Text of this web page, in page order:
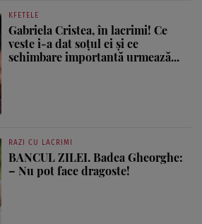
KFETELE
Gabriela Cristea, în lacrimi! Ce
veste i-a dat soțul ei și ce
schimbare importantă urmează...
RAZI CU LACRIMI
BANCUL ZILEI. Badea Gheorghe:
– Nu pot face dragoste!